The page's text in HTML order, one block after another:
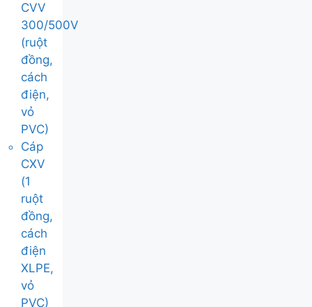
CVV
300/500V
(ruột
đồng,
cách
điện,
vỏ
PVC)
Cáp
CXV
(1
ruột
đồng,
cách
điện
XLPE,
vỏ
PVC)